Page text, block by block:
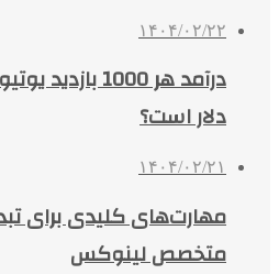
۱۴۰۴/۰۲/۲۲
دلار است؟
۱۴۰۴/۰۲/۲۱
مهارت‌های کلیدی برای
متخصص لینوکس